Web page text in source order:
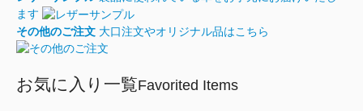
ます
その他のご注文 大口注文やオリジナル品はこちら
お気に入り一覧Favorited Items